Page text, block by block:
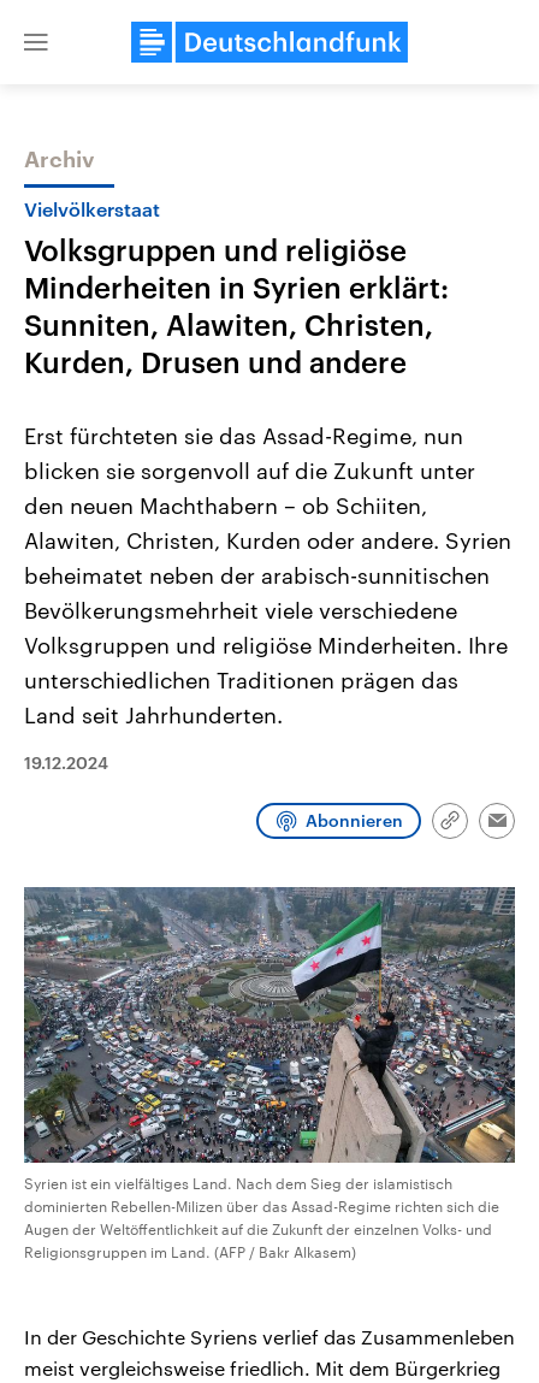
Close
Themen
2026
Alle Informationen
Sachsen-Anhalt wählt am 6.
September 2026 einen neuen
Landtag. Seit 2021 wird das
Bundesland von einer Koalition aus
CDU, SPD und FDP regiert.-
Umfragen, Prognosen,
und Hintergründe zu den Parteien
Wahl.
Aktuelle Beiträge,
Hintergründe
Wirtschaftlich und
gehören die Vereinigten
den mächtigsten Ländern
mit großem Einfluss auf
aktuelle Weltgeschehen.
Sendungen Programm Podcasts
Audio-Archiv
Archiv
Vielvölkerstaat
Volksgruppen und religiöse
Minderheiten in Syrien erklärt:
Sunniten, Alawiten, Christen,
Kurden, Drusen und andere
Erst fürchteten sie das Assad-Regime, nun
blicken sie sorgenvoll auf die Zukunft unter
den neuen Machthabern – ob Schiiten,
Alawiten, Christen, Kurden oder andere. Syrien
beheimatet neben der arabisch-sunnitischen
Bevölkerungsmehrheit viele verschiedene
Volksgruppen und religiöse Minderheiten. Ihre
unterschiedlichen Traditionen prägen das
Land seit Jahrhunderten.
19.12.2024
Abonnieren
Link
Syrien ist ein vielfältiges Land. Nach dem Sieg der islamistisch
dominierten Rebellen-Milizen über das Assad-Regime richten sich die
Augen der Weltöffentlichkeit auf die Zukunft der einzelnen Volks- und
Religionsgruppen im Land. (AFP / Bakr Alkasem)
In der Geschichte Syriens verlief das Zusammenleben
meist vergleichsweise friedlich. Mit dem Bürgerkrieg